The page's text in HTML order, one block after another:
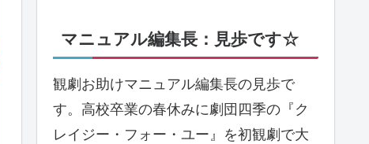
マニュアル編集長：見歩です☆
観劇お助けマニュアル編集長の見歩で
す。高校卒業の春休みに劇団四季の『ク
レイジー・フォー・ユー』を初観劇で大